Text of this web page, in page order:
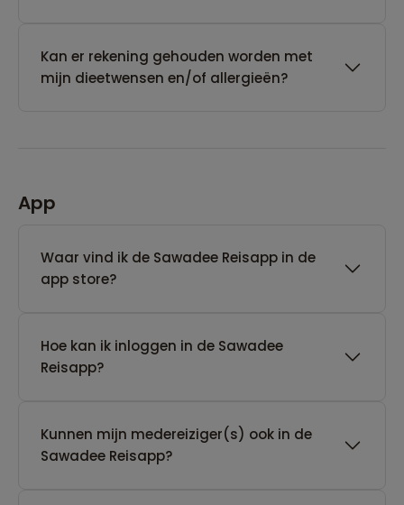
Kan er rekening gehouden worden met
mijn dieetwensen en/of allergieën?
App
Waar vind ik de Sawadee Reisapp in de
app store?
Hoe kan ik inloggen in de Sawadee
Reisapp?
Kunnen mijn medereiziger(s) ook in de
Sawadee Reisapp?